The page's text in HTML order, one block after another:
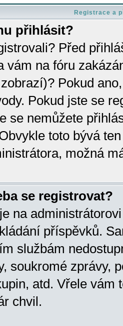
Registrace a
přihlásit?
Před
vám na fóru
Pokud
Pokud jste se
se nemůžete
toto bývá
možná
se registrovat?
na
příspěvků.
službám
soukromé zprávy,
atd. Vřele vám
chvil.